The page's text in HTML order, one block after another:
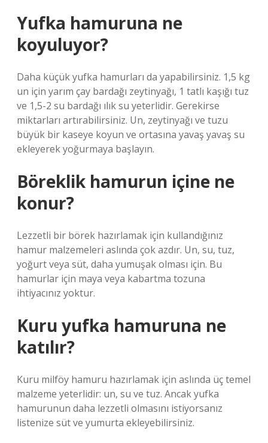
Yufka hamuruna ne
koyuluyor?
Daha küçük yufka hamurları da yapabilirsiniz. 1,5 kg
un için yarım çay bardağı zeytinyağı, 1 tatlı kaşığı tuz
ve 1,5-2 su bardağı ılık su yeterlidir. Gerekirse
miktarları artırabilirsiniz. Un, zeytinyağı ve tuzu
büyük bir kaseye koyun ve ortasına yavaş yavaş su
ekleyerek yoğurmaya başlayın.
Böreklik hamurun içine ne
konur?
Lezzetli bir börek hazırlamak için kullandığınız
hamur malzemeleri aslında çok azdır. Un, su, tuz,
yoğurt veya süt, daha yumuşak olması için. Bu
hamurlar için maya veya kabartma tozuna
ihtiyacınız yoktur.
Kuru yufka hamuruna ne
katılır?
Kuru milföy hamuru hazırlamak için aslında üç temel
malzeme yeterlidir: un, su ve tuz. Ancak yufka
hamurunun daha lezzetli olmasını istiyorsanız
listenize süt ve yumurta ekleyebilirsiniz.